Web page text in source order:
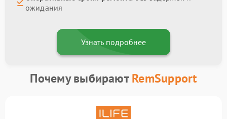
ожидания
Узнать подробнее
Почему выбираютRemSupport